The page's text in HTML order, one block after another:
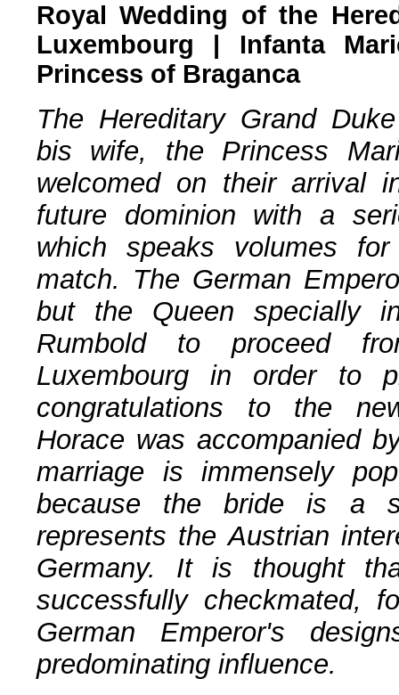
Royal Wedding of the
Luxembourg | Infanta
Princess of Braganca
The Hereditary Grand
bis wife, the Princess
welcomed on their arrival
future dominion with a
which speaks volumes
match. The German
but the Queen specially
Rumbold to proceed
Luxembourg in order to
congratulations to the
Horace was accompanied
marriage is immensely
because the bride is a
represents the Austrian
Germany. It is thought
successfully checkmated,
German Emperor's
predominating influence.